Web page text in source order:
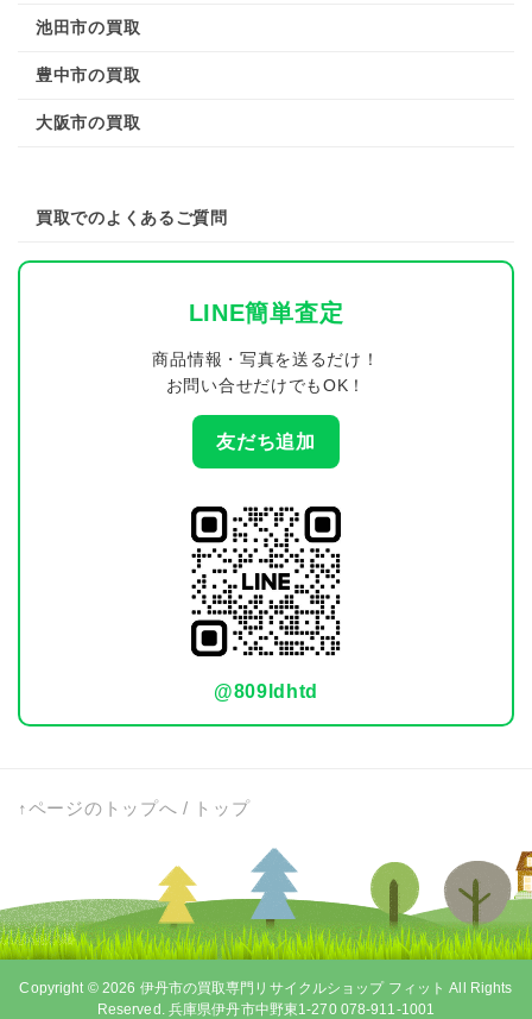
池田市の買取
豊中市の買取
大阪市の買取
買取でのよくあるご質問
LINE簡単査定
商品情報・写真を送るだけ！
お問い合せだけでもOK！
友だち追加
@809ldhtd
↑ページのトップへ / トップ
Copyright © 2026 伊丹市の買取専門リサイクルショップ フィット All Rights
Reserved. 兵庫県伊丹市中野東1-270 078-911-1001